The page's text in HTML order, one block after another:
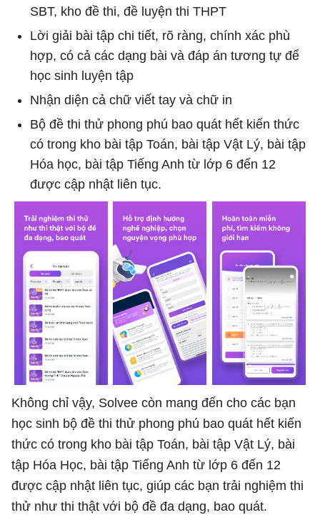
SBT, kho đề thi, đề luyện thi THPT
Lời giải bài tập chi tiết, rõ ràng, chính xác phù
hợp, có cả các dạng bài và đáp án tương tự để
học sinh luyện tập
Nhận diện cả chữ viết tay và chữ in
Bộ đề thi thử phong phú bao quát hết kiến thức
có trong kho bài tập Toán, bài tập Vật Lý, bài tập
Hóa học, bài tập Tiếng Anh từ lớp 6 đến 12
được cập nhật liên tục.
Không chỉ vậy, Solvee còn mang đến cho các bạn
học sinh bộ đề thi thử phong phú bao quát hết kiến
thức có trong kho bài tập Toán, bài tập Vật Lý, bài
tập Hóa Học, bài tập Tiếng Anh từ lớp 6 đến 12
được cập nhật liên tục, giúp các bạn trải nghiệm thi
thử như thi thật với bộ đề đa dạng, bao quát.